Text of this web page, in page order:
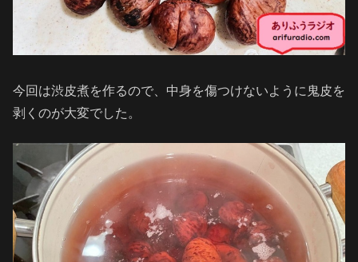
今回は渋皮煮を作るので、中身を傷つけないように鬼皮を
剥くのが大変でした。